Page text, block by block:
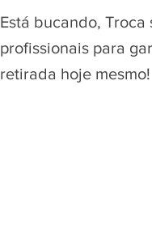
Está bucando,
profissionais para
retirada hoje mesmo!